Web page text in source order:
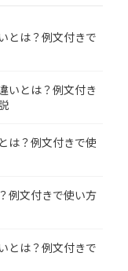
とは？例文付きで
いとは？例文付き
は？例文付きで使
例文付きで使い方
とは？例文付きで